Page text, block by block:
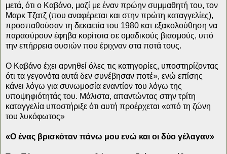
μετά, ότι ο Καβάνο, μαζί με έναν πρώην συμμαθητή του, τον
Μαρκ Τζατζ (που αναφέρεται και στην πρώτη καταγγελίες),
προσπαθούσαν τη δεκαετία του 1980 κατ εξακολούθηση να
παρασύρουν έφηβα κορίτσια σε ομαδικούς βιασμούς, υπό
την επήρρεια ουσιών που έριχναν στα ποτά τους.
Ο Καβάνο έχει αρνηθεί όλες τις κατηγορίες, υποστηρίζοντας
ότι τα γεγονότα αυτά δεν συνέβησαν ποτέ», ενώ επίσης
κάνει λόγω για συνωμοσία εναντίον του λόγω της
υποψηφιότητάς του. Μάλιστα, απαντώντας στην τρίτη
καταγγελία υποστήριξε ότι αυτή προέρχεται «από τη ζώνη
του λυκόφωτος»
«Ο ένας βρισκόταν πάνω μου ενώ και οι δύο γέλαγαν»